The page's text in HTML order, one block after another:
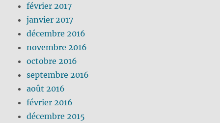
février 2017
janvier 2017
décembre 2016
novembre 2016
octobre 2016
septembre 2016
août 2016
février 2016
décembre 2015